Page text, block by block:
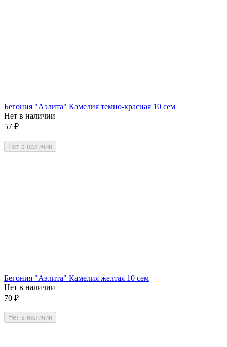
Бегония "Аэлита" Камелия темно-красная 10 сем
Нет в наличии
57 ₽
Нет в наличии
Бегония "Аэлита" Камелия желтая 10 сем
Нет в наличии
70 ₽
Нет в наличии